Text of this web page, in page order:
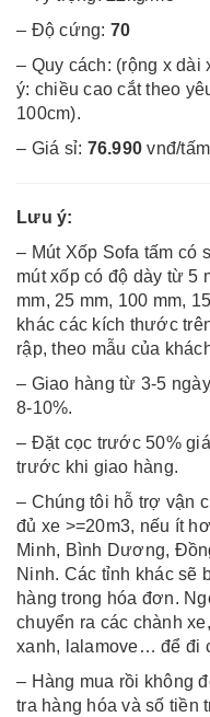
– Độ cứng: 70
– Quy cách: (rộng x dài
ý: chiều cao cắt theo
100cm).
– Giá sỉ: 76.990 vnđ/
Lưu ý:
– Mút Xốp Sofa tấm có
mút xốp có độ dày từ 5
mm, 25 mm, 100 mm,
khác các kích thước
rập, theo mẫu của
– Giao hàng từ 3-5
8-10%.
– Đặt cọc trước 50%
trước khi giao hàng.
– Chúng tôi hỗ trợ vận
đủ xe >=20m3, nếu ít
Minh, Bình Dương,
Ninh. Các tỉnh khác sẽ
hàng trong hóa đơn.
chuyển ra các chành
xanh, lalamove… để đi
– Hàng mua rồi không
tra hàng hóa và số tiền